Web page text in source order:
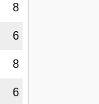
8
6
8
6